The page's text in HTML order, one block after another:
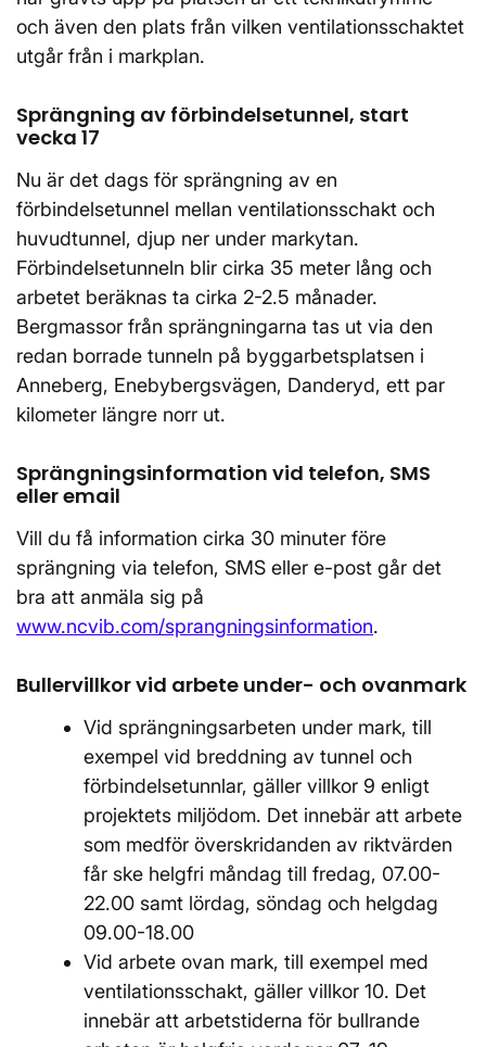
och även den plats från vilken ventilationsschaktet
utgår från i markplan.
Sprängning av förbindelsetunnel, start
vecka 17
Nu är det dags för sprängning av en
förbindelsetunnel mellan ventilationsschakt och
huvudtunnel, djup ner under markytan.
Förbindelsetunneln blir cirka 35 meter lång och
arbetet beräknas ta cirka 2-2.5 månader.
Bergmassor från sprängningarna tas ut via den
redan borrade tunneln på byggarbetsplatsen i
Anneberg, Enebybergsvägen, Danderyd, ett par
kilometer längre norr ut.
Sprängningsinformation vid telefon, SMS
eller email
Vill du få information cirka 30 minuter före
sprängning via telefon, SMS eller e-post går det
bra att anmäla sig på
www.ncvib.com/sprangningsinformation.
Bullervillkor vid arbete under- och ovanmark
Vid sprängningsarbeten under mark, till
exempel vid breddning av tunnel och
förbindelsetunnlar, gäller villkor 9 enligt
projektets miljödom. Det innebär att arbete
som medför överskridanden av riktvärden
får ske helgfri måndag till fredag, 07.00-
22.00 samt lördag, söndag och helgdag
09.00-18.00
Vid arbete ovan mark, till exempel med
ventilationsschakt, gäller villkor 10. Det
innebär att arbetstiderna för bullrande